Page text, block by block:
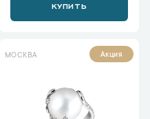
КУПИТЬ
МОСКВА Акция